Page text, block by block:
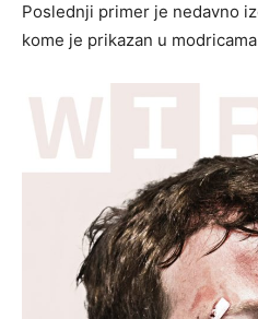
Poslednji primer je nedavno
kome je prikazan u